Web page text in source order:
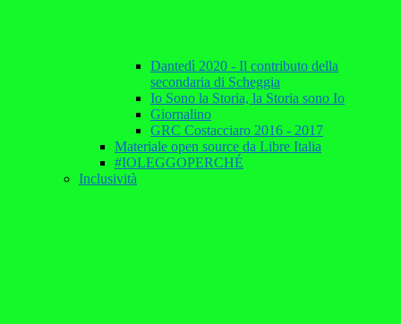
Dantedì 2020 - Il contributo della
secondaria di Scheggia
Io Sono la Storia, la Storia sono Io
Giornalino
GRC Costacciaro 2016 - 2017
Materiale open source da Libre Italia
#IOLEGGOPERCHÉ
Inclusività